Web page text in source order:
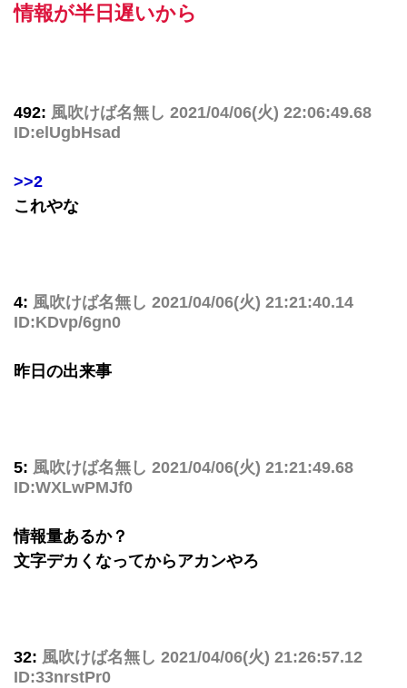
情報が半日遅いから
492: 風吹けば名無し 2021/04/06(火) 22:06:49.68
ID:elUgbHsad
>>2
これやな
4: 風吹けば名無し 2021/04/06(火) 21:21:40.14
ID:KDvp/6gn0
昨日の出来事
5: 風吹けば名無し 2021/04/06(火) 21:21:49.68
ID:WXLwPMJf0
情報量あるか？
文字デカくなってからアカンやろ
32: 風吹けば名無し 2021/04/06(火) 21:26:57.12
ID:33nrstPr0